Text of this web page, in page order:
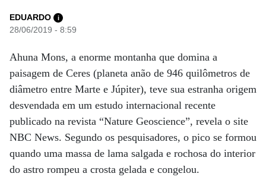
EDUARDO i
28/06/2019 - 8:59
Ahuna Mons, a enorme montanha que domina a
paisagem de Ceres (planeta anão de 946 quilômetros de
diâmetro entre Marte e Júpiter), teve sua estranha origem
desvendada em um estudo internacional recente
publicado na revista “Nature Geoscience”, revela o site
NBC News. Segundo os pesquisadores, o pico se formou
quando uma massa de lama salgada e rochosa do interior
do astro rompeu a crosta gelada e congelou.